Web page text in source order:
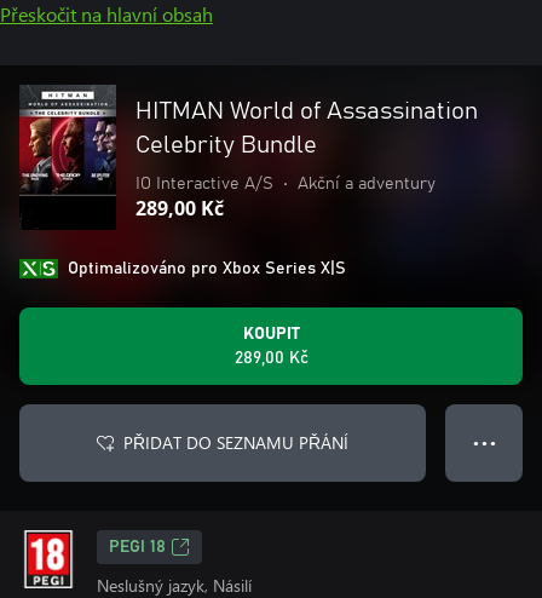
Přeskočit na hlavní obsah
HITMAN World of Assassination
Celebrity Bundle
IO Interactive A/S • Akční a adventury
289,00 Kč
Optimalizováno pro Xbox Series X|S
KOUPIT
289,00 Kč
PŘIDAT DO SEZNAMU PŘÁNÍ ● ● ●
PEGI 18
Neslušný jazyk, Násilí